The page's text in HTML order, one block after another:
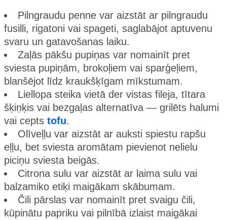
Pilngraudu penne var aizstāt ar pilngraudu
fusilli, rigatoni vai spageti, saglabājot aptuvenu
svaru un gatavošanas laiku.
Zaļās pākšu pupiņas var nomainīt pret
sviesta pupiņām, brokoļiem vai sparģeļiem,
blanšējot līdz kraukšķīgam mīkstumam.
Liellopa steika vietā der vistas fileja, tītara
šķiņķis vai bezgaļas alternatīva — grilēts halumi
vai cepts tofu.
Olīveļļu var aizstāt ar auksti spiestu rapšu
eļļu, bet sviesta aromātam pievienot nelielu
piciņu sviesta beigās.
Citrona sulu var aizstāt ar laima sulu vai
balzamiko etiķi maigākam skābumam.
Čili pārslas var nomainīt pret svaigu čili,
kūpinātu papriku vai pilnībā izlaist maigākai